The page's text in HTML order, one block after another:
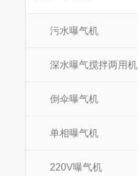
污水曝气机
深水曝气搅拌两用机
倒伞曝气机
单相曝气机
220V曝气机